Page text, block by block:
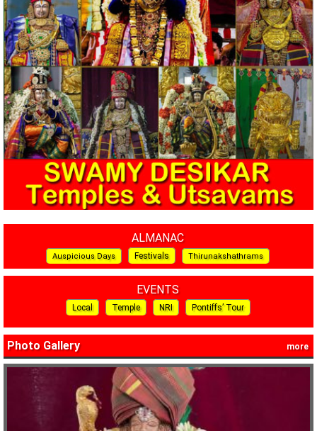
ALMANAC
Auspicious Days Festivals Thirunakshathrams
EVENTS
Local Temple NRI Pontiffs’ Tour
Photo Gallery more